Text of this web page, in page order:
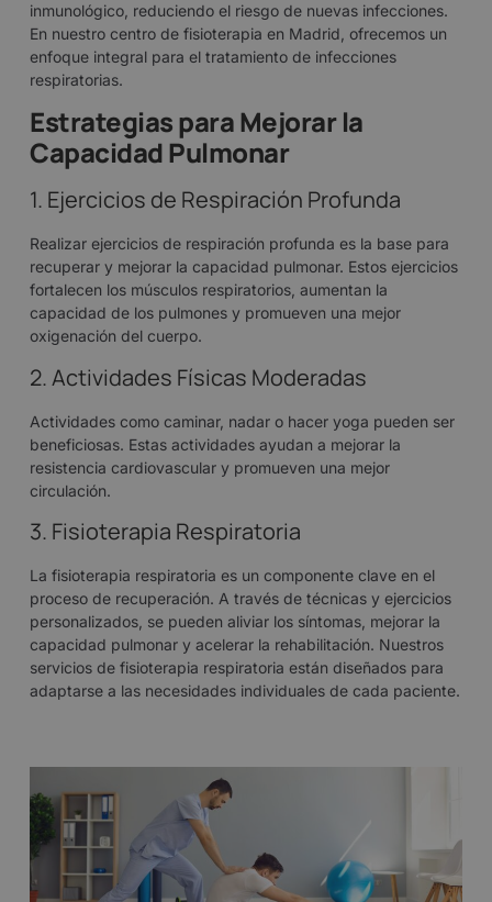
inmunológico, reduciendo el riesgo de nuevas infecciones.
En nuestrocentro de fisioterapia en Madrid , ofrecemos un
enfoque integral para el tratamiento de infecciones
respiratorias.
Estrategias para Mejorar la
Capacidad Pulmonar
1. Ejercicios de Respiración Profunda
Realizar ejercicios de respiración profunda es la base para
recuperar y mejorar la capacidad pulmonar. Estos ejercicios
fortalecen los músculos respiratorios, aumentan la
capacidad de los pulmones y promueven una mejor
oxigenación del cuerpo.
2. Actividades Físicas Moderadas
Actividades como caminar, nadar o hacer yoga pueden ser
beneficiosas. Estas actividades ayudan a mejorar la
resistencia cardiovascular y promueven una mejor
circulación.
3. Fisioterapia Respiratoria
La fisioterapia respiratoria es un componente clave en el
proceso de recuperación. A través de técnicas y ejercicios
personalizados, se pueden aliviar los síntomas, mejorar la
capacidad pulmonar y acelerar la rehabilitación. Nuestros
servicios de fisioterapia respiratoria están diseñados para
adaptarse a las necesidades individuales de cada paciente.